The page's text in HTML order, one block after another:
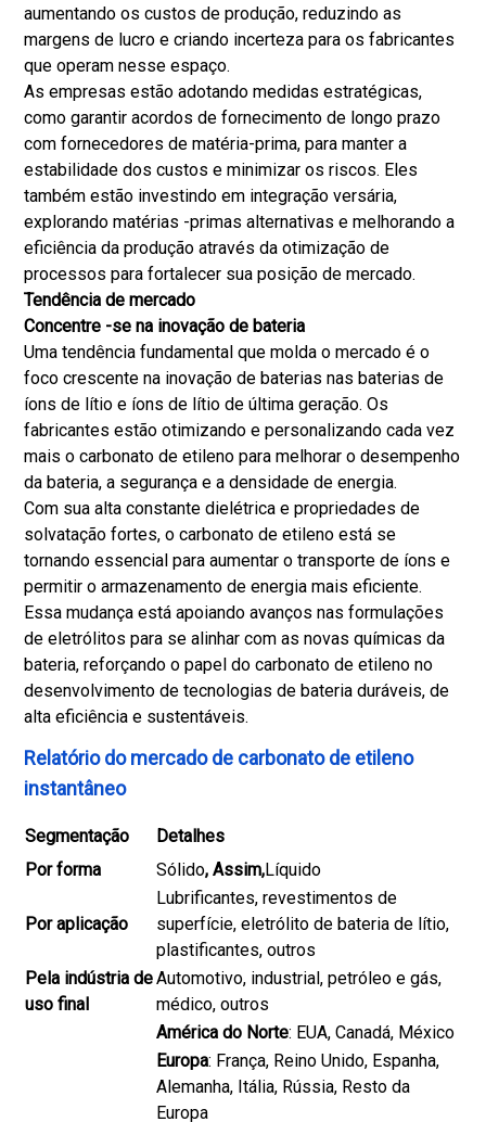
aumentando os custos de produção, reduzindo as
margens de lucro e criando incerteza para os fabricantes
que operam nesse espaço.
As empresas estão adotando medidas estratégicas,
como garantir acordos de fornecimento de longo prazo
com fornecedores de matéria-prima, para manter a
estabilidade dos custos e minimizar os riscos. Eles
também estão investindo em integração versária,
explorando matérias -primas alternativas e melhorando a
eficiência da produção através da otimização de
processos para fortalecer sua posição de mercado.
Tendência de mercado
Concentre -se na inovação de bateria
Uma tendência fundamental que molda o mercado é o
foco crescente na inovação de baterias nas baterias de
íons de lítio e íons de lítio de última geração. Os
fabricantes estão otimizando e personalizando cada vez
mais o carbonato de etileno para melhorar o desempenho
da bateria, a segurança e a densidade de energia.
Com sua alta constante dielétrica e propriedades de
solvatação fortes, o carbonato de etileno está se
tornando essencial para aumentar o transporte de íons e
permitir o armazenamento de energia mais eficiente.
Essa mudança está apoiando avanços nas formulações
de eletrólitos para se alinhar com as novas químicas da
bateria, reforçando o papel do carbonato de etileno no
desenvolvimento de tecnologias de bateria duráveis, de
alta eficiência e sustentáveis.
Relatório do mercado de carbonato de etileno
instantâneo
Segmentação
Detalhes
Por forma
Sólido, Assim,Líquido
Por aplicação
Lubrificantes, revestimentos de
superfície, eletrólito de bateria de lítio,
plastificantes, outros
Pela indústria de
uso final
Automotivo, industrial, petróleo e gás,
médico, outros
América do Norte: EUA, Canadá, México
Europa: França, Reino Unido, Espanha,
Alemanha, Itália, Rússia, Resto da
Europa